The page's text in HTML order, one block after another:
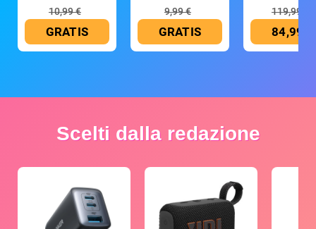
10,99 €
GRATIS
9,99 €
GRATIS
119,99 €
84,99 €
Scelti dalla redazione